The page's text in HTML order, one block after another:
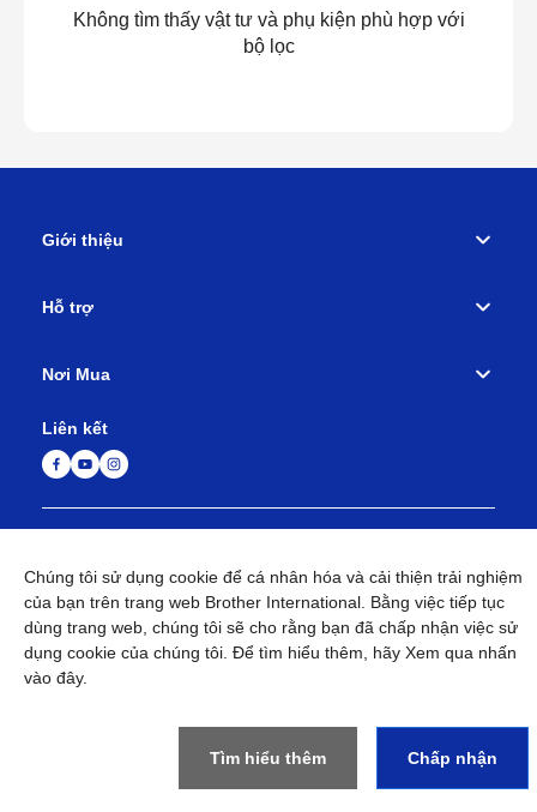
Không tìm thấy vật tư và phụ kiện phù hợp với
bộ lọc
Chúng tôi sử dụng cookie để cá nhân hóa và cải thiện trải nghiệm
của bạn trên trang web Brother International. Bằng việc tiếp tục
dùng trang web, chúng tôi sẽ cho rằng bạn đã chấp nhận việc sử
dụng cookie của chúng tôi. Để tìm hiểu thêm, hãy Xem qua nhấn
vào đây.
Tìm hiểu thêm Chấp nhận
Giới thiệu
Hỗ trợ
Nơi Mua
Liên kết
Chính sách Bảo mật Sơ đồ Trang web Trang Quốc tế
Liên hệ Chúng tôi
Reserved.